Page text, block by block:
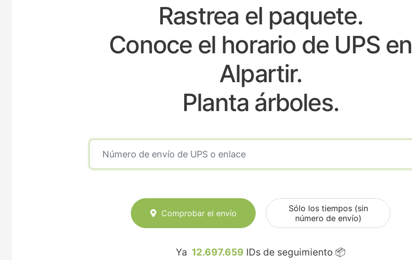
Rastrea el paquete.
Conoce el horario de UPS en
Alpartir.
Planta árboles.
Comprobar el envío
Sólo los tiempos (sin
número de envío)
Ya 12.697.659 IDs de seguimiento 📦